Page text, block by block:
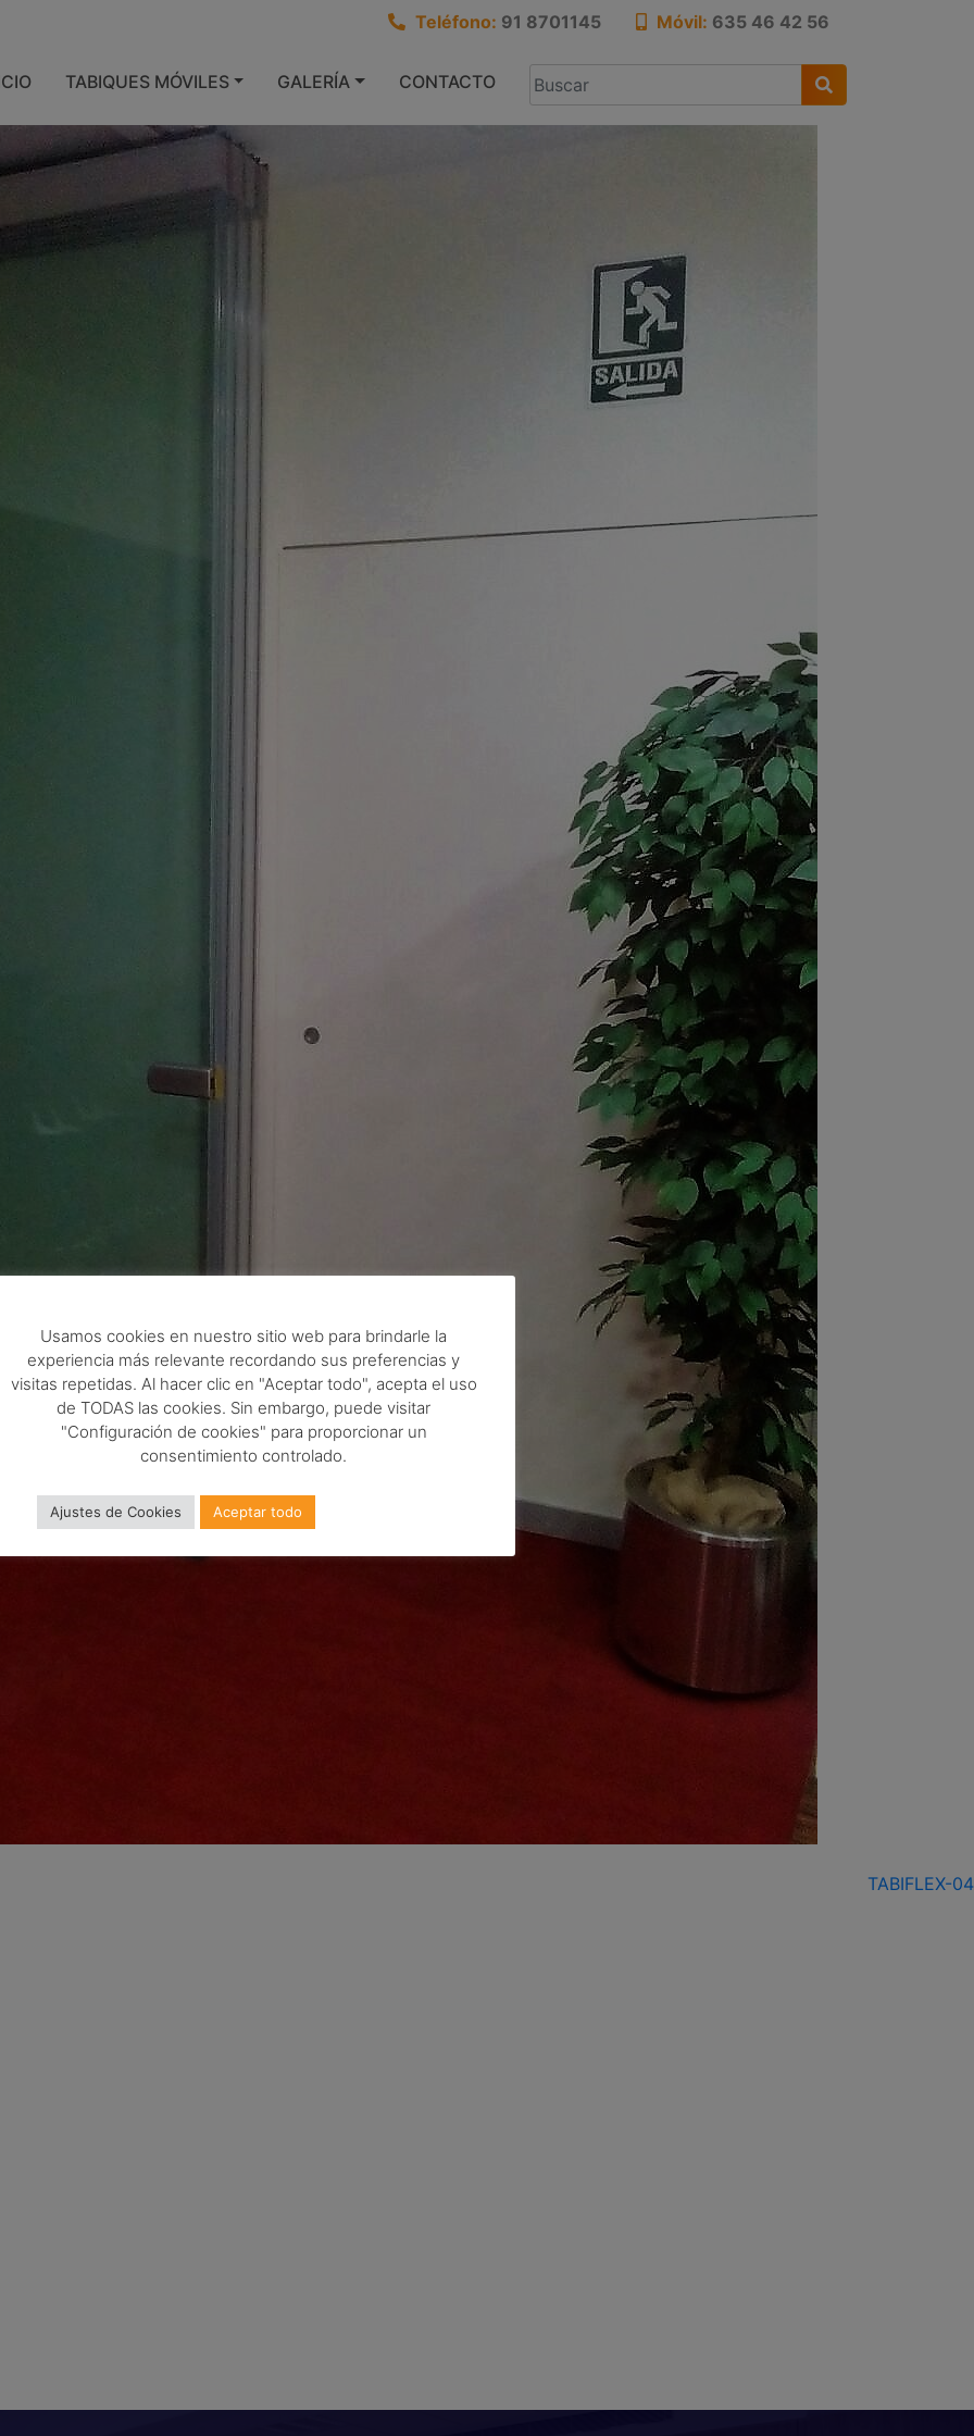
Teléfono: 91 8701145 Móvil: 635 46 42 56
TABIQUES MÓVILES GALERÍA CONTACTO
TABIFLEX-05
TABIFLEX-04
Usamos cookies en nuestro sitio web para brindarle la
experiencia más relevante recordando sus preferencias y
visitas repetidas. Al hacer clic en "Aceptar todo", acepta el uso
de TODAS las cookies. Sin embargo, puede visitar
"Configuración de cookies" para proporcionar un
consentimiento controlado.
Ajustes de Cookies Aceptar todo